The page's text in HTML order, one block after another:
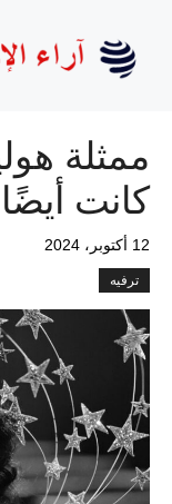
المحتوى
ممثلة
كانت
12 أكتوبر، 2024
ترفيه